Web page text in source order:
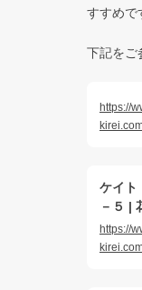
すすめで
下記をご
https://
ケイ
－５ |
https://